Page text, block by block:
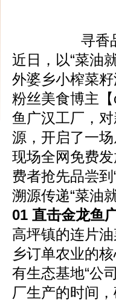
寻香
近日，以“菜油
外婆乡小榨菜
粉丝美食博主
鱼广汉工厂，
源，开启了一
现场全网免费
费者抢先品尝
溯源传递“菜油
01 直击金龙鱼
高坪镇的连片
乡订单农业的
有生态基地“公
厂生产的时间